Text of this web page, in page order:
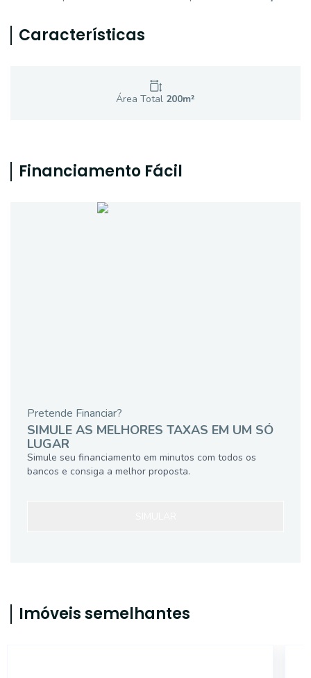
Características
Área Total 200m²
Financiamento Fácil
Pretende Financiar?
SIMULE AS MELHORES TAXAS EM UM SÓ
LUGAR
Simule seu financiamento em minutos com todos os
bancos e consiga a melhor proposta.
Imóveis semelhantes